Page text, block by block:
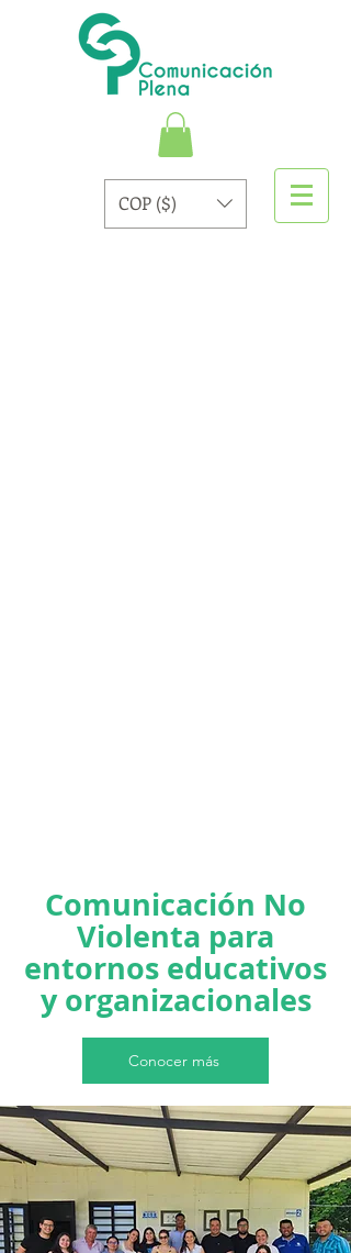
COP ($)
Comunicación No
Violenta para
entornos educativos
y organizacionales
Conocer más